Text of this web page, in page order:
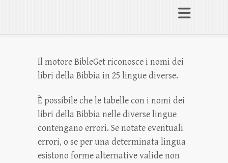
Il motore BibleGet riconosce i nomi dei
libri della Bibbia in 25 lingue diverse.
È possibile che le tabelle con i nomi dei
libri della Bibbia nelle diverse lingue
contengano errori. Se notate eventuali
errori, o se per una determinata lingua
esistono forme alternative valide non